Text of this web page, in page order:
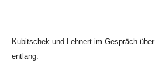
Kubitschek und Lehnert im Gespräch
entlang.